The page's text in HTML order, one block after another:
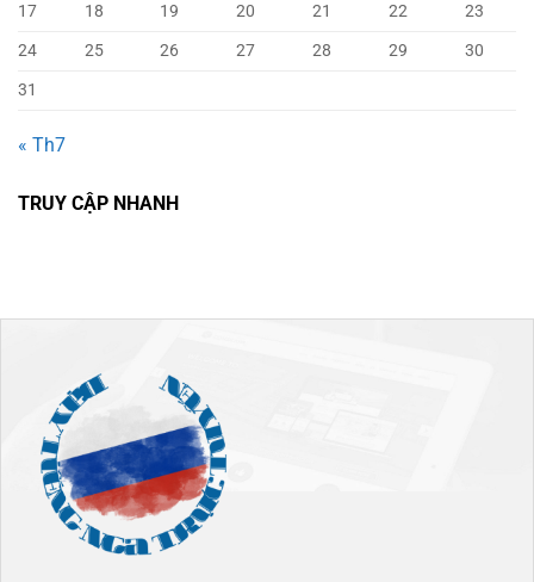
17
18 19 20 21 22
23
24
25 26 27 28 29
30
31
« Th7
TRUY CẬP NHANH